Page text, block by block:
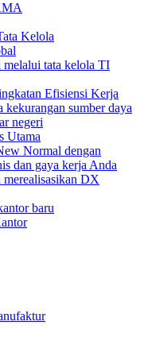
Kelola
tata kelola TI
Efisiensi Kerja
kekurangan sumber daya
negeri
Utama
Normal dengan
dan gaya kerja Anda
merealisasikan DX
baru